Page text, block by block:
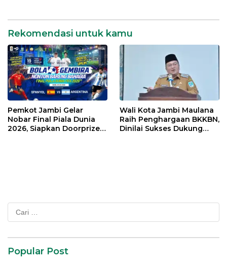
Rekomendasi untuk kamu
Pemkot Jambi Gelar
Nobar Final Piala Dunia
2026, Siapkan Doorprize
Wali Kota Jambi Maulana
Raih Penghargaan BKKBN,
Dinilai Sukses Dukung
Cari
untuk:
Popular Post